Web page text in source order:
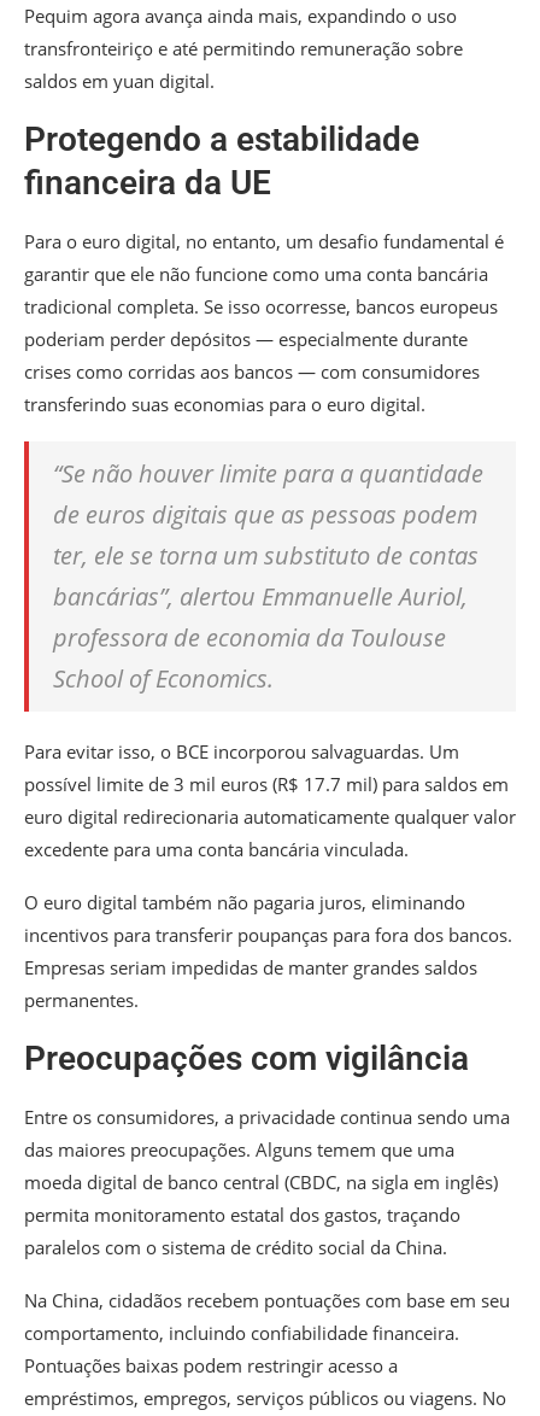
Pequim agora avança ainda mais, expandindo o uso
transfronteiriço e até permitindo remuneração sobre
saldos em yuan digital.
Protegendo a estabilidade
financeira da UE
Para o euro digital, no entanto, um desafio fundamental é
garantir que ele não funcione como uma conta bancária
tradicional completa. Se isso ocorresse, bancos europeus
poderiam perder depósitos — especialmente durante
crises como corridas aos bancos — com consumidores
transferindo suas economias para o euro digital.
“Se não houver limite para a quantidade
de euros digitais que as pessoas podem
ter, ele se torna um substituto de contas
bancárias”, alertou Emmanuelle Auriol,
professora de economia da Toulouse
School of Economics.
Para evitar isso, o BCE incorporou salvaguardas. Um
possível limite de 3 mil euros (R$ 17.7 mil) para saldos em
euro digital redirecionaria automaticamente qualquer valor
excedente para uma conta bancária vinculada.
O euro digital também não pagaria juros, eliminando
incentivos para transferir poupanças para fora dos bancos.
Empresas seriam impedidas de manter grandes saldos
permanentes.
Preocupações com vigilância
Entre os consumidores, a privacidade continua sendo uma
das maiores preocupações. Alguns temem que uma
moeda digital de banco central (CBDC, na sigla em inglês)
permita monitoramento estatal dos gastos, traçando
paralelos com o sistema de crédito social da China.
Na China, cidadãos recebem pontuações com base em seu
comportamento, incluindo confiabilidade financeira.
Pontuações baixas podem restringir acesso a
empréstimos, empregos, serviços públicos ou viagens. No